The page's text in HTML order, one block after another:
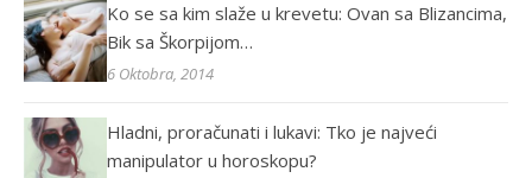
Ko se sa kim slaže u krevetu: Ovan sa Blizancima,
Bik sa Škorpijom…
6 Oktobra, 2014
Hladni, proračunati i lukavi: Tko je najveći
manipulator u horoskopu?